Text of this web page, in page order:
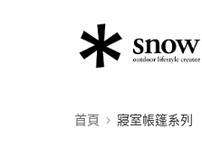
首頁 寢室帳篷系列